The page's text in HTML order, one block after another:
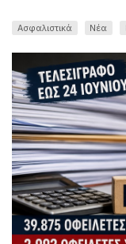
Ασφαλιστικά Νέα